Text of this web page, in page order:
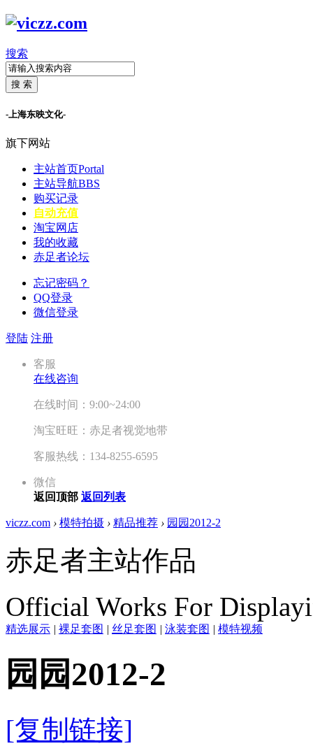
搜索
搜 索
-上海东映文化-
旗下网站
主站首页Portal
主站导航BBS
购买记录
自动充值
淘宝网店
我的收藏
赤足者论坛
忘记密码？
QQ登录
微信登录
登陆 注册
客服
在线咨询
在线时间：9:00~24:00
淘宝旺旺：赤足者视觉地带
客服热线：134-8255-6595
微信
返回顶部 返回列表
viczz.com › 模特拍摄 › 精品推荐 › 园园2012-2
赤足者主站作品
Official Works For
精选展示 | 裸足套图 | 丝足套图 | 泳装套图 | 模特视频
园园2012-2
[复制链接]